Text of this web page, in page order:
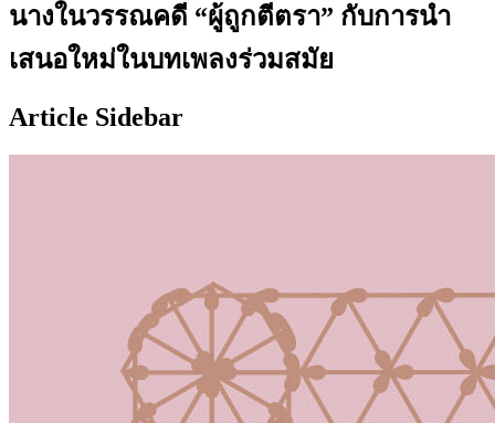
นางในวรรณคดี “ผู้ถูกตีตรา” กับการนำ
เสนอใหม่ในบทเพลงร่วมสมัย
Article Sidebar